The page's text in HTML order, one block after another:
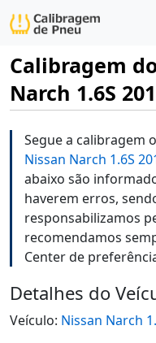
Calibragem
Narch 1.6S
Segue a calibragem
Nissan Narch 1.6S
abaixo são
haverem erros,
responsabilizamos
recomendamos
Center de
Detalhes do
Veículo: Nissan Narch